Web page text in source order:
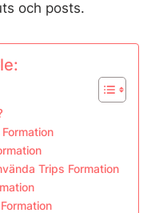
och posts.
Trips Formation